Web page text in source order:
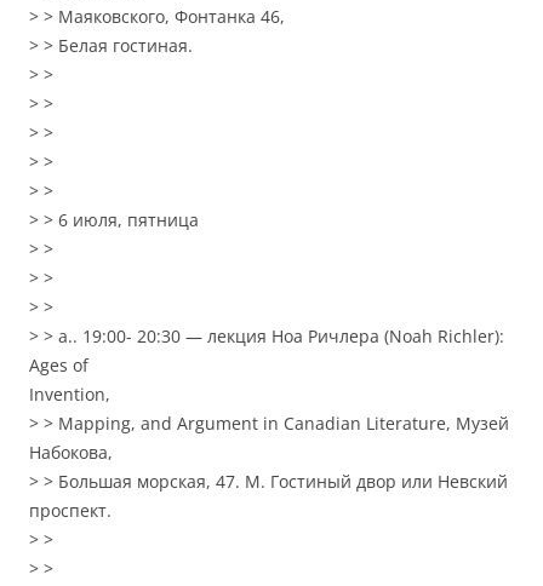
> > Маяковского, Фонтанка 46,
> > Белая гостиная.
> >
> >
> >
> >
> >
> > 6 июля, пятница
> >
> >
> >
> > a.. 19:00- 20:30 — лекция Ноа Ричлера (Noah Richler):
Ages of
Invention,
> > Mapping, and Argument in Canadian Literature, Музей
Набокова,
> > Большая морская, 47. М. Гостиный двор или Невский
проспект.
> >
> >